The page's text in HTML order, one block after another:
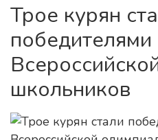
Трое курян
школьников